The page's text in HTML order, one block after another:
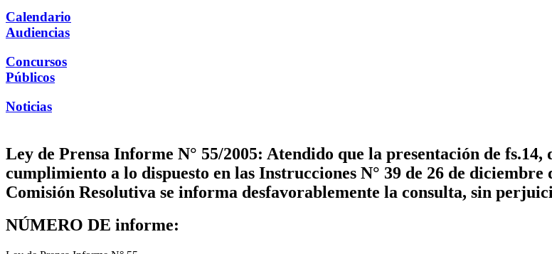
Calendario
Audiencias
Concursos
Públicos
Noticias
Ley de Prensa Informe N° 55/2005: Atendido que la presentación de fs.14,
cumplimiento a lo dispuesto en las Instrucciones N° 39 de 26 de diciembre
Comisión Resolutiva se informa desfavorablemente la consulta, sin
NÚMERO DE informe: